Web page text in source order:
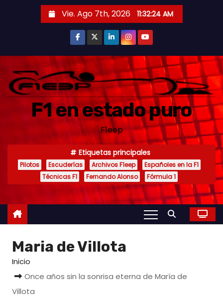
i
Vie. Ago 7th, 2026 11:32:25 AM
F1 en estado puro
F1eep
Etiquetas principales
Pilotos Escuderías Archivos F1eep
Españoles en la F1
Técnicas F1
Fernando Alonso Fórmula 1
Maria de Villota
Inicio
Once años sin la sonrisa eterna de María de
Villota